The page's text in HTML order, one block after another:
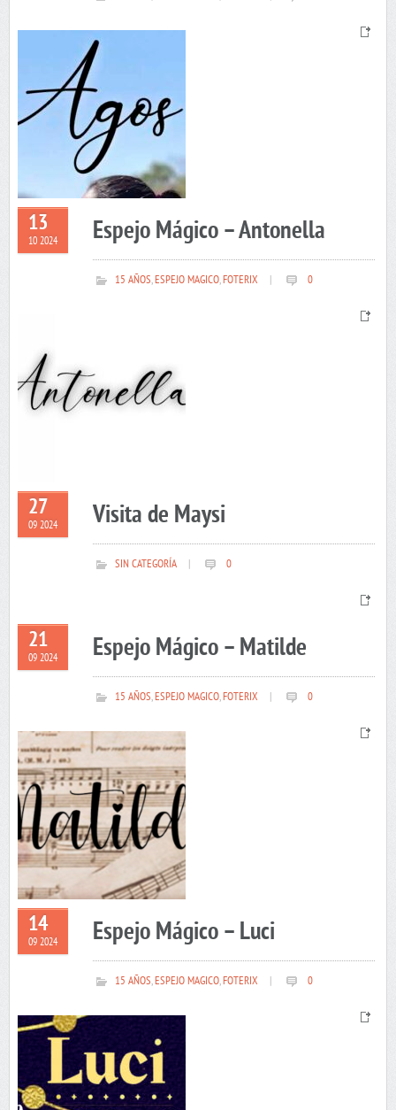
13
10 2024 Espejo Mágico – Antonella
15 AÑOS,ESPEJO MAGICO,FOTERIX 0
27
09 2024 Visita de Maysi
SIN CATEGORÍA 0
21
09 2024 Espejo Mágico – Matilde
15 AÑOS,ESPEJO MAGICO,FOTERIX 0
14
09 2024 Espejo Mágico – Luci
15 AÑOS,ESPEJO MAGICO,FOTERIX 0